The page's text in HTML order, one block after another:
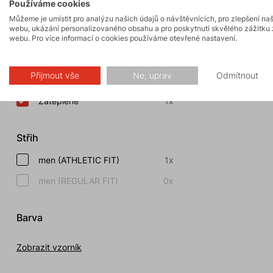
Vlastnosti
Větruodolné
3x
Fast and Light
1x
Zateplené
1x
Střih
men (ATHLETIC FIT)
1x
men (REGULAR FIT)
0x
Barva
Zobrazit vzorník
Používáme cookies
Můžeme je umístit pro analýzu našich údajů o návštěvnících, pro zlepšení
webu, ukázání personalizovaného obsahu a pro poskytnutí skvělého zážitku
webu. Pro více informací o cookies používáme otevřené nastavení.
Přijmout vše Ne, uprav Odmítnout